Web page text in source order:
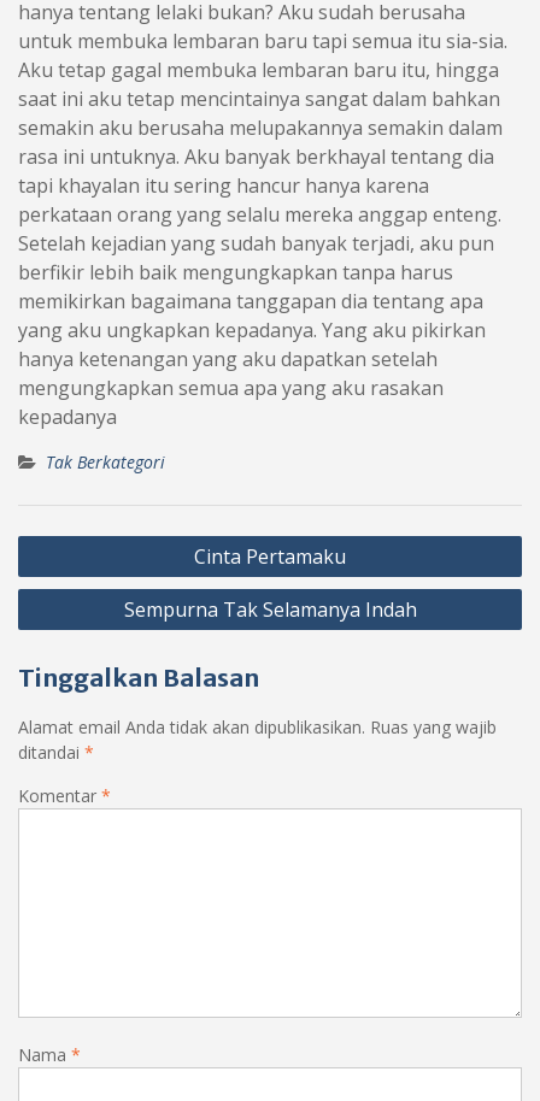
hanya tentang lelaki bukan? Aku sudah berusaha
untuk membuka lembaran baru tapi semua itu sia-sia.
Aku tetap gagal membuka lembaran baru itu, hingga
saat ini aku tetap mencintainya sangat dalam bahkan
semakin aku berusaha melupakannya semakin dalam
rasa ini untuknya. Aku banyak berkhayal tentang dia
tapi khayalan itu sering hancur hanya karena
perkataan orang yang selalu mereka anggap enteng.
Setelah kejadian yang sudah banyak terjadi, aku pun
berfikir lebih baik mengungkapkan tanpa harus
memikirkan bagaimana tanggapan dia tentang apa
yang aku ungkapkan kepadanya. Yang aku pikirkan
hanya ketenangan yang aku dapatkan setelah
mengungkapkan semua apa yang aku rasakan
kepadanya
Tak Berkategori
Navigasi
pos
Cinta Pertamaku
Sempurna Tak Selamanya Indah
Tinggalkan Balasan
Alamat email Anda tidak akan dipublikasikan. Ruas yang wajib
ditandai *
Komentar *
Nama *